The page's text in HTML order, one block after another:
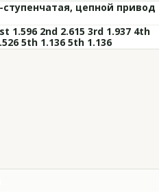
ступенчатая, цепной привод
1.596 2nd 2.615 3rd 1.937 4th
5th 1.136 5th 1.136